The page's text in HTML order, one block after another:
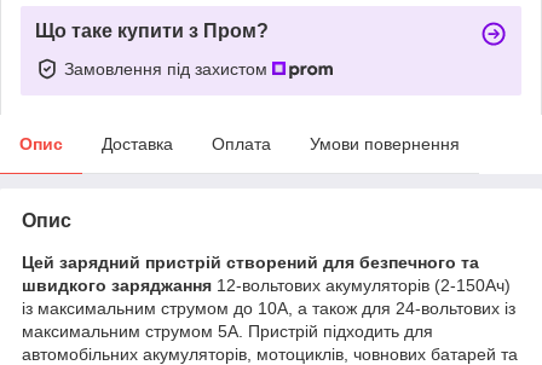
Що таке купити з Пром?
Замовлення під захистом
Опис Доставка Оплата Умови повернення
Опис
Цей зарядний пристрій створений для безпечного та
швидкого заряджання 12-вольтових акумуляторів (2-150Aч)
із максимальним струмом до 10А, а також для 24-вольтових із
максимальним струмом 5А. Пристрій підходить для
автомобільних акумуляторів, мотоциклів, човнових батарей та